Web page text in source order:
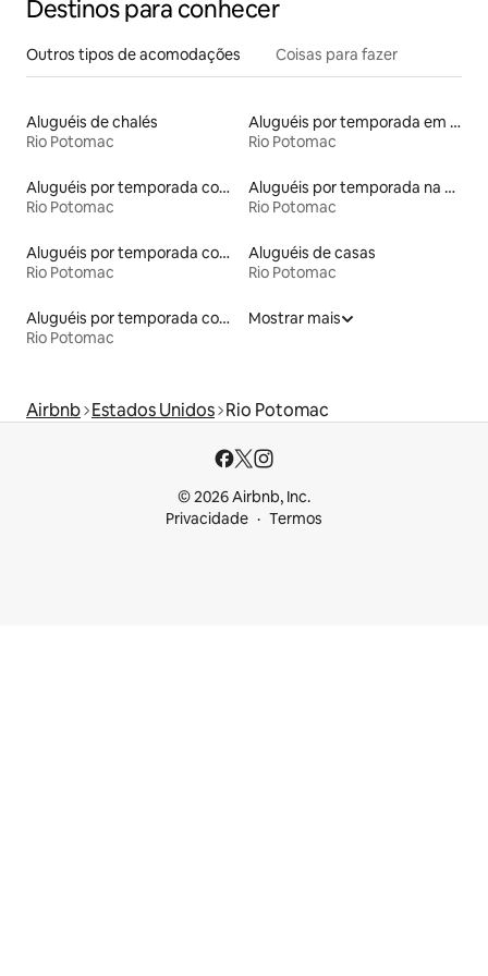
Destinos para conhecer
Outros tipos de acomodações Coisas para fazer
Aluguéis de chalés
Rio Potomac
Aluguéis por temporada em resorts
Rio Potomac
Aluguéis por temporada com cama de altura acessível
Rio Potomac
Aluguéis por temporada na orla
Rio Potomac
Aluguéis por temporada com banheiro para PCD
Rio Potomac
Aluguéis de casas
Rio Potomac
Aluguéis por temporada com caiaque
Rio Potomac
Mostrar mais
Airbnb Estados Unidos Rio Potomac
© 2026 Airbnb, Inc.
Privacidade
Termos